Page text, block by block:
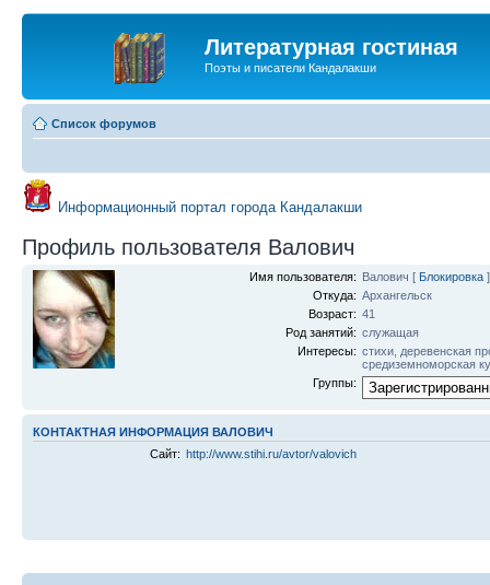
Литературная гостиная
Поэты и писатели Кандалакши
Список форумов
Информационный портал города Кандалакши
Профиль пользователя Валович
Имя пользователя: Валович [ Блокировка]
Откуда: Архангельск
Возраст: 41
Род занятий: служащая
Интересы: стихи, деревенская
средиземноморская
Группы:
КОНТАКТНАЯ ИНФОРМАЦИЯ ВАЛОВИЧ
Сайт: http://www.stihi.ru/avtor/valovich